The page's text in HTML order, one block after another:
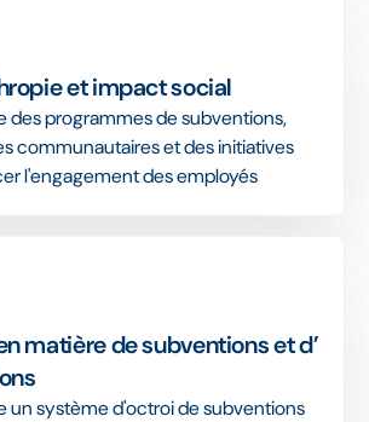
et impact social
des programmes de subventions,
communautaires et des initiatives
l'engagement des employés
matière de subventions et d’
un système d'octroi de subventions